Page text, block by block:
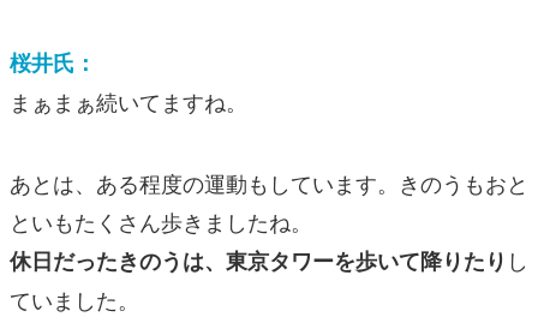
桜井氏：
まぁまぁ続いてますね。
あとは、ある程度の運動もしています。きのうもおと
といもたくさん歩きましたね。
休日だったきのうは、東京タワーを歩いて降りたり し
ていました。